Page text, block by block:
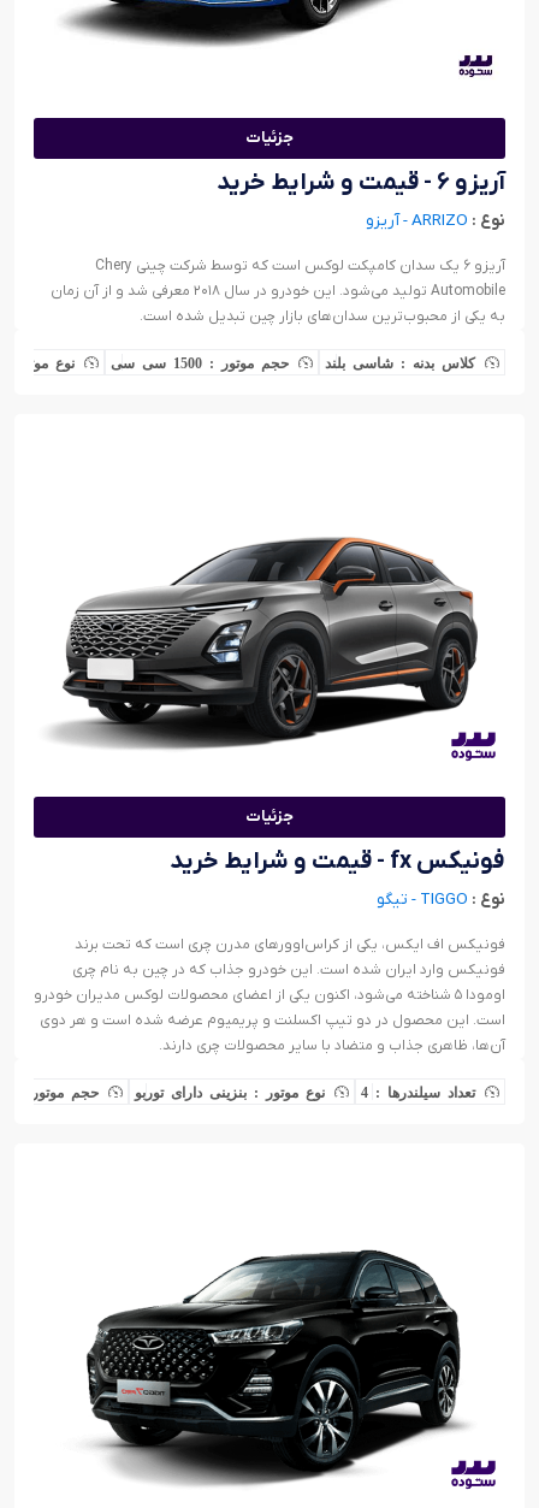
جزئیات
آریزو ۶ - قیمت و شرایط خرید
نوع : ARRIZO - آریزو
آریزو ۶ یک سدان کامپکت لوکس است که توسط شرکت چینی Chery
Automobile تولید می‌شود. این خودرو در سال ۲۰۱۸ معرفی شد و از آن زمان
به یکی از محبوب‌ترین سدان‌های بازار چین تبدیل شده است.
کلاس بدنه : شاسی بلند حجم موتور : 1500 سی سی نوع موتور :
جزئیات
فونیکس fx - قیمت و شرایط خرید
نوع : TIGGO - تیگو
فونیکس اف ایکس، یکی از کراس‌اوورهای مدرن چری است که تحت برند
فونیکس وارد ایران شده است. این خودرو جذاب که در چین به نام چری
اومودا ۵ شناخته می‌شود، اکنون یکی از اعضای محصولات لوکس مدیران خودرو
است. این محصول در دو تیپ اکسلنت و پریمیوم عرضه شده است و هر دوی
آن‌ها، ظاهری جذاب و متضاد با سایر محصولات چری دارند.
تعداد سیلندرها : 4 نوع موتور : بنزینی دارای توربو حجم موتور : 1500 سی سی